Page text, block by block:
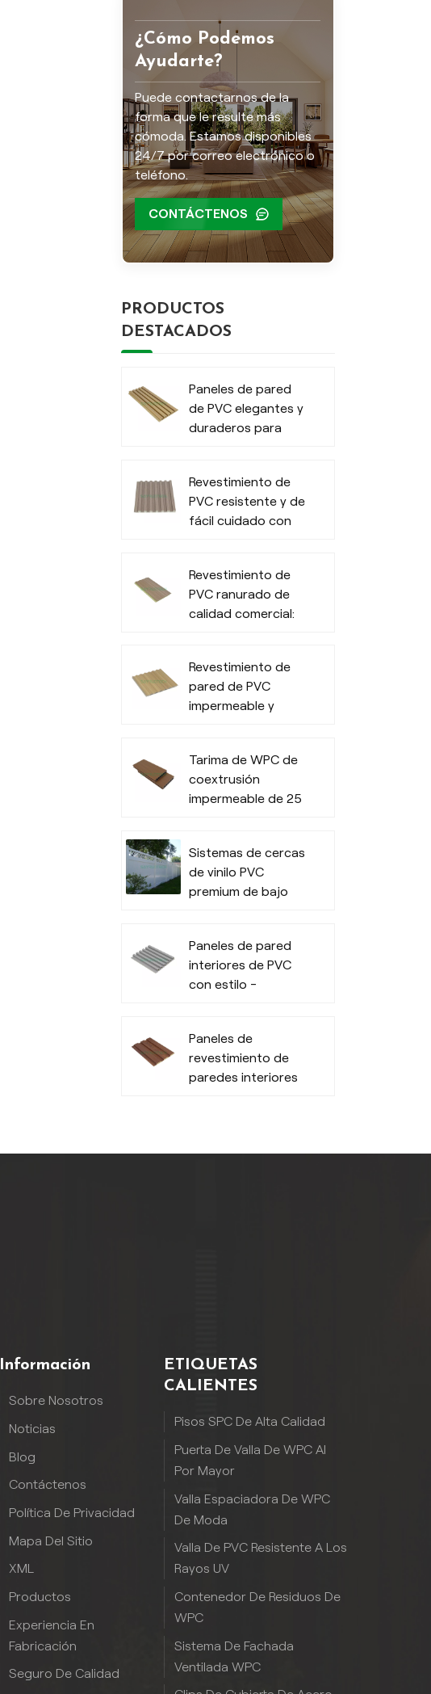
¿Cómo Podemos
Ayudarte?
Puede contactarnos de la
forma que le resulte más
cómoda. Estamos disponibles
24/7 por correo electrónico o
teléfono.
CONTÁCTENOS
PRODUCTOS
DESTACADOS
Paneles de pared
de PVC elegantes y
duraderos para
Revestimiento de
PVC resistente y de
fácil cuidado con
Revestimiento de
PVC ranurado de
calidad comercial:
impermeable para
uso comercial en
exteriores.
Revestimiento de
pared de PVC
impermeable y
Tarima de WPC de
coextrusión
impermeable de 25
exteriores
Sistemas de cercas
de vinilo PVC
premium de bajo
Paneles de pared
interiores de PVC
con estilo -
Paneles de
revestimiento de
paredes interiores
Información
Sobre Nosotros
Noticias
Blog
Contáctenos
Política De Privacidad
Mapa Del Sitio
XML
Productos
Experiencia En
Fabricación
Seguro De Calidad
ETIQUETAS
CALIENTES
Pisos SPC De Alta Calidad
Puerta De Valla De WPC Al
Por Mayor
Valla Espaciadora De WPC
De Moda
Valla De PVC Resistente A Los
Rayos UV
Contenedor De Residuos De
WPC
Sistema De Fachada
Ventilada WPC